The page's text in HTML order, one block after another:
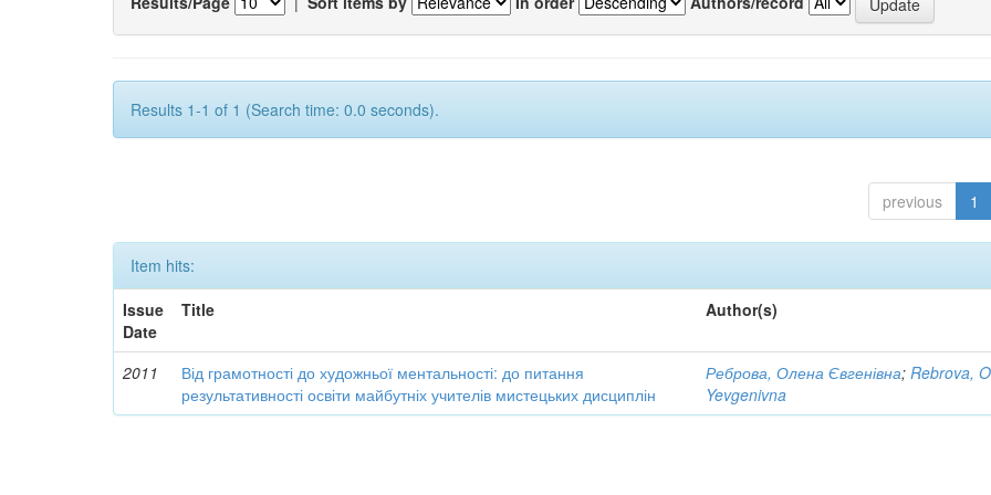
Results 1-1 of 1 (Search time: 0.0 seconds).
previous 1
Item hits:
Issue
Date
Title Author(s)
2011
Від грамотності до художньої ментальності: до питання
результативності освіти майбутніх учителів мистецьких дисциплін
Реброва, Олена Євгенівна;Rebrova,
Yevgenivna